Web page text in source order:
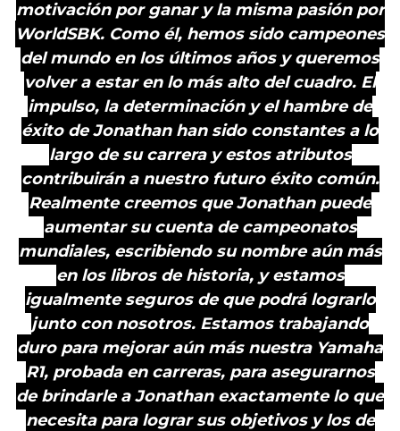
motivación por ganar y la misma pasión por
WorldSBK. Como él, hemos sido campeones
del mundo en los últimos años y queremos
volver a estar en lo más alto del cuadro. El
impulso, la determinación y el hambre de
éxito de Jonathan han sido constantes a lo
largo de su carrera y estos atributos
contribuirán a nuestro futuro éxito común.
Realmente creemos que Jonathan puede
aumentar su cuenta de campeonatos
mundiales, escribiendo su nombre aún más
en los libros de historia, y estamos
igualmente seguros de que podrá lograrlo
junto con nosotros. Estamos trabajando
duro para mejorar aún más nuestra Yamaha
R1, probada en carreras, para asegurarnos
de brindarle a Jonathan exactamente lo que
necesita para lograr sus objetivos y los de